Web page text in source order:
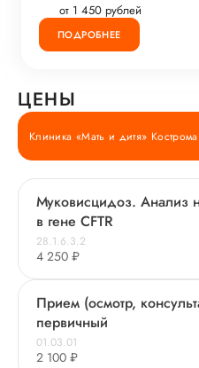
от 1 450 рублей
ПОДРОБНЕЕ
ЦЕНЫ
Клиника «Мать и дитя» Кострома
Муковисцидоз. Анализ
в гене CFTR
28.1.6.3.2
4 250 ₽
Прием (осмотр,
первичный
01.03.01
2 100 ₽